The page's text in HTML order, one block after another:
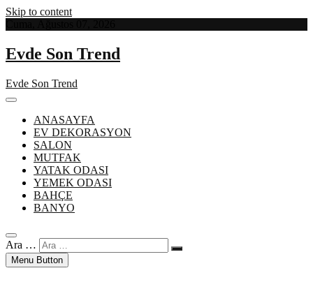
Skip to content
Evde Son Trend
Evde Son Trend
ANASAYFA
EV DEKORASYON
SALON
MUTFAK
YATAK ODASI
YEMEK ODASI
BAHÇE
BANYO
Ara …
Menu Button